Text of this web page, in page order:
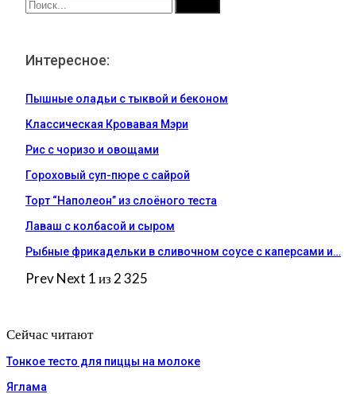
Интересное:
Пышные оладьи с тыквой и беконом
Классическая Кровавая Мэри
Рис с чоризо и овощами
Гороховый суп-пюре с сайрой
Торт “Наполеон” из слоёного теста
Лаваш с колбасой и сыром
Рыбные фрикадельки в сливочном соусе с каперсами и…
PrevNext 1 из 2 325
Сейчас читают
Тонкое тесто для пиццы на молоке
Яглама